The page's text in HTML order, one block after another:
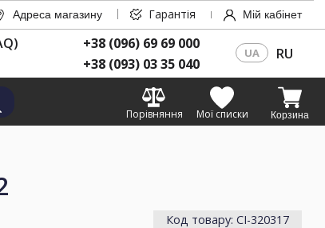
Адреса магазину Гарантія Мій кабінет
+38 (096) 69 69 000
+38 (093) 03 35 040
UA RU
Порівняння
Мої списки Корзина
Код товару: CI-320317